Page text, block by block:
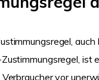
auch
ist
Verbraucher vor